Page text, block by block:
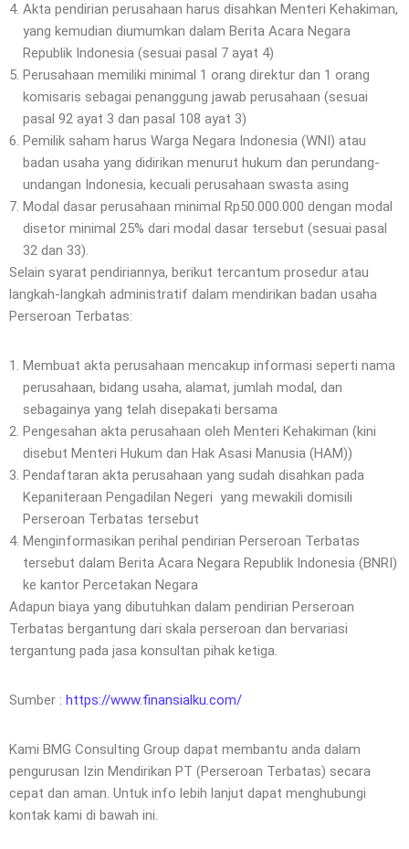
Akta pendirian perusahaan harus disahkan Menteri Kehakiman,
yang kemudian diumumkan dalam Berita Acara Negara
Republik Indonesia (sesuai pasal 7 ayat 4)
Perusahaan memiliki minimal 1 orang direktur dan 1 orang
komisaris sebagai penanggung jawab perusahaan (sesuai
pasal 92 ayat 3 dan pasal 108 ayat 3)
Pemilik saham harus Warga Negara Indonesia (WNI) atau
badan usaha yang didirikan menurut hukum dan perundang-
undangan Indonesia, kecuali perusahaan swasta asing
Modal dasar perusahaan minimal Rp50.000.000 dengan modal
disetor minimal 25% dari modal dasar tersebut (sesuai pasal
32 dan 33).
Selain syarat pendiriannya, berikut tercantum prosedur atau
langkah-langkah administratif dalam mendirikan badan usaha
Perseroan Terbatas:
Membuat akta perusahaan mencakup informasi seperti nama
perusahaan, bidang usaha, alamat, jumlah modal, dan
sebagainya yang telah disepakati bersama
Pengesahan akta perusahaan oleh Menteri Kehakiman (kini
disebut Menteri Hukum dan Hak Asasi Manusia (HAM))
Pendaftaran akta perusahaan yang sudah disahkan pada
Kepaniteraan Pengadilan Negeri yang mewakili domisili
Perseroan Terbatas tersebut
Menginformasikan perihal pendirian Perseroan Terbatas
tersebut dalam Berita Acara Negara Republik Indonesia (BNRI)
ke kantor Percetakan Negara
Adapun biaya yang dibutuhkan dalam pendirian Perseroan
Terbatas bergantung dari skala perseroan dan bervariasi
tergantung pada jasa konsultan pihak ketiga.
Sumber : https://www.finansialku.com/
Kami BMG Consulting Group dapat membantu anda dalam
pengurusan Izin Mendirikan PT (Perseroan Terbatas) secara
cepat dan aman. Untuk info lebih lanjut dapat menghubungi
kontak kami di bawah ini.